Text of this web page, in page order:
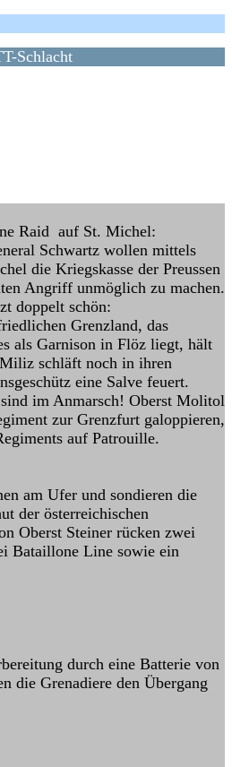
Schlacht
Raid auf St. Michel:
Schwartz wollen mittels
die Kriegskasse der Preussen
Angriff unmöglich zu machen.
doppelt schön:
Grenzland, das
als Garnison in Flöz liegt, hält
schläft noch in ihren
eine Salve feuert.
im Anmarsch! Oberst Molitol
zur Grenzfurt galoppieren,
auf Patrouille.
am Ufer und sondieren die
der österreichischen
Oberst Steiner rücken zwei
Bataillone Line sowie ein
durch eine Batterie von
die Grenadiere den Übergang